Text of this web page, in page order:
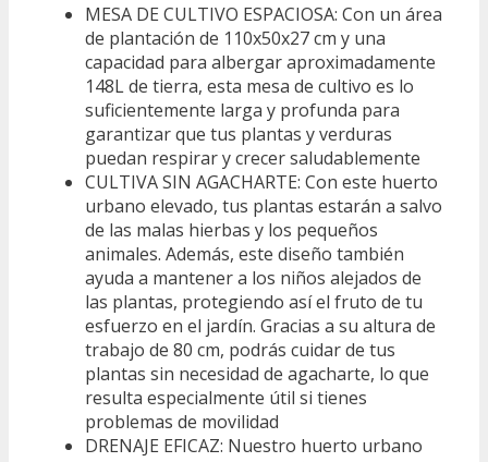
MESA DE CULTIVO ESPACIOSA: Con un área
de plantación de 110x50x27 cm y una
capacidad para albergar aproximadamente
148L de tierra, esta mesa de cultivo es lo
suficientemente larga y profunda para
garantizar que tus plantas y verduras
puedan respirar y crecer saludablemente
CULTIVA SIN AGACHARTE: Con este huerto
urbano elevado, tus plantas estarán a salvo
de las malas hierbas y los pequeños
animales. Además, este diseño también
ayuda a mantener a los niños alejados de
las plantas, protegiendo así el fruto de tu
esfuerzo en el jardín. Gracias a su altura de
trabajo de 80 cm, podrás cuidar de tus
plantas sin necesidad de agacharte, lo que
resulta especialmente útil si tienes
problemas de movilidad
DRENAJE EFICAZ: Nuestro huerto urbano